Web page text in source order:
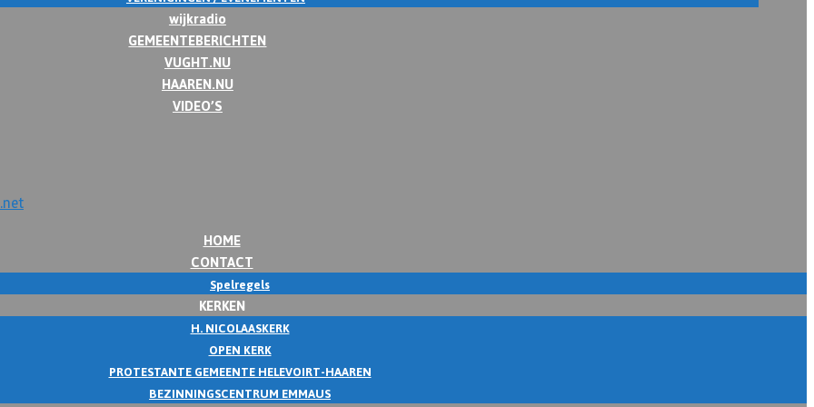
wijkradio
GEMEENTEBERICHTEN
VUGHT.NU
HAAREN.NU
VIDEO’S
HOME
CONTACT
Spelregels
KERKEN
H. NICOLAASKERK
OPEN KERK
PROTESTANTE GEMEENTE HELEVOIRT-HAAREN
BEZINNINGSCENTRUM EMMAUS